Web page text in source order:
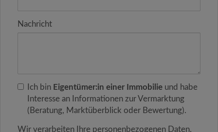
Nachricht
Ich bin Eigentümer:in einer Immobilie und habe
Interesse an Informationen zur Vermarktung
(Beratung, Marktüberblick oder Bewertung).
Wir verarbeiten Ihre personenbezogenen Daten,